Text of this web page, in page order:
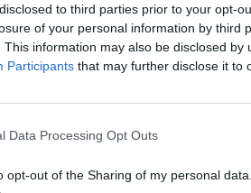
to third parties prior to your opt-
of your personal information by third
This information may also be disclosed by
Participants that may further disclose it to
Data Processing Opt Outs
opt-out of the Sharing of my personal data.
θεωρείται σήμερα ένα από
ανάπτυξης στη διεθνή
μακροπρόθεσμο
για τον Χάρη Βαφειά λέξη-κλειδί
που δίνει τόσο στην